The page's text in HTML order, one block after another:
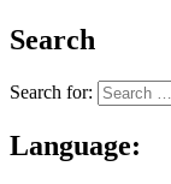
Search
Search for:
Language: